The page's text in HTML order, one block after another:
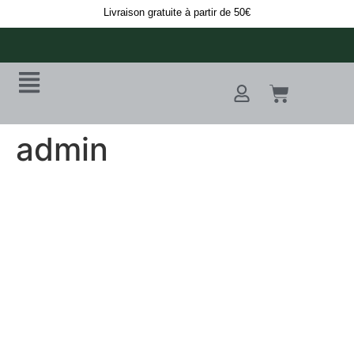
Livraison gratuite à partir de 50€
admin